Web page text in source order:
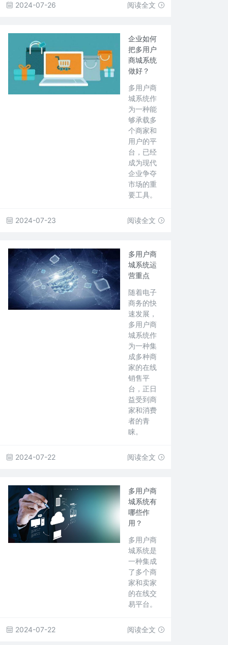
2024-07-26 阅读全文
企业如何
把多用户
商城系统
做好？
多用户商
城系统作
为一种能
够承载多
个商家和
用户的平
台，已经
成为现代
企业争夺
市场的重
要工具。
2024-07-23 阅读全文
多用户商
城系统运
营重点
随着电子
商务的快
速发展，
多用户商
城系统作
为一种集
成多种商
家的在线
销售平
台，正日
益受到商
家和消费
者的青
睐。
2024-07-22 阅读全文
多用户商
城系统有
哪些作
用？
多用户商
城系统是
一种集成
了多个商
家和卖家
的在线交
易平台。
2024-07-22 阅读全文